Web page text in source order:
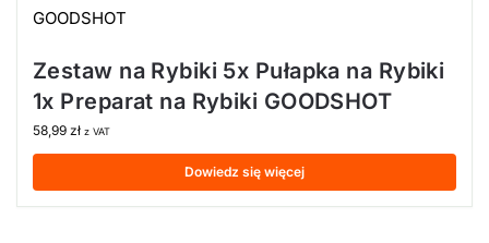
GOODSHOT
Zestaw na Rybiki 5x Pułapka na Rybiki
1x Preparat na Rybiki GOODSHOT
58,99 zł z VAT
Dowiedz się więcej